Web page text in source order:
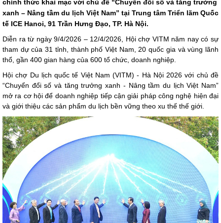
chính thức khai mạc với chủ đề “Chuyển đổi số và tăng trưởng
xanh – Nâng tầm du lịch Việt Nam” tại Trung tâm Triển lãm Quốc
tế ICE Hanoi, 91 Trần Hưng Đạo, TP. Hà Nội.
Diễn ra từ ngày 9/4/2026 – 12/4/2026, Hội chợ VITM năm nay có sự
tham dự của 31 tỉnh, thành phố Việt Nam, 20 quốc gia và vùng lãnh
thổ, gần 400 gian hàng của 600 tổ chức, doanh nghiệp.
Hội chợ Du lịch quốc tế Việt Nam (VITM) - Hà Nội 2026 với chủ đề
“Chuyển đổi số và tăng trưởng xanh - Nâng tầm du lịch Việt Nam”
mở ra cơ hội để doanh nghiệp tiếp cận giải pháp công nghệ hiện đại
và giới thiệu các sản phẩm du lịch bền vững theo xu thế thế giới.